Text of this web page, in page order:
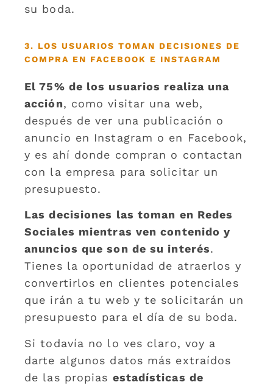
su boda.
3. LOS USUARIOS TOMAN DECISIONES DE
COMPRA EN FACEBOOK E INSTAGRAM
El 75% de los usuarios realiza una
acción, como visitar una web,
después de ver una publicación o
anuncio en Instagram o en Facebook,
y es ahí donde compran o contactan
con la empresa para solicitar un
presupuesto.
Las decisiones las toman en Redes
Sociales mientras ven contenido y
anuncios que son de su interés.
Tienes la oportunidad de atraerlos y
convertirlos en clientes potenciales
que irán a tu web y te solicitarán un
presupuesto para el día de su boda.
Si todavía no lo ves claro, voy a
darte algunos datos más extraídos
de las propias estadísticas de